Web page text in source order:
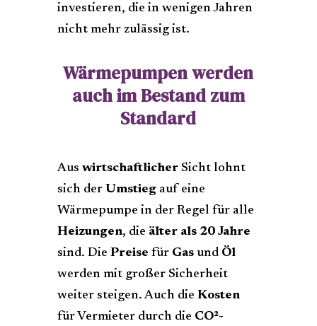
investieren, die in wenigen Jahren
nicht mehr zulässig ist.
Wärmepumpen werden
auch im Bestand zum
Standard
Aus wirtschaftlicherSicht lohnt
sich der Umstiegauf eine
Wärmepumpe in der Regel für alle
Heizungen, die älter als 20 Jahre
sind. Die Preise für Gasund Öl
werden mit großer Sicherheit
weiter steigen. Auch die Kosten
für Vermieter durch die CO²-